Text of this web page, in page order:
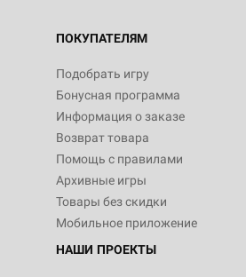
ПОКУПАТЕЛЯМ
Подобрать игру
Бонусная программа
Информация о заказе
Возврат товара
Помощь с правилами
Архивные игры
Товары без скидки
Мобильное приложение
НАШИ ПРОЕКТЫ